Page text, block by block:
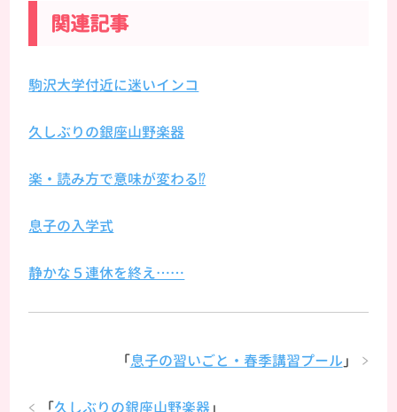
関連記事
駒沢大学付近に迷いインコ
久しぶりの銀座山野楽器
楽・読み方で意味が変わる⁉
息子の入学式
静かな５連休を終え……
「息子の習いごと・春季講習プール 」
「久しぶりの銀座山野楽器 」